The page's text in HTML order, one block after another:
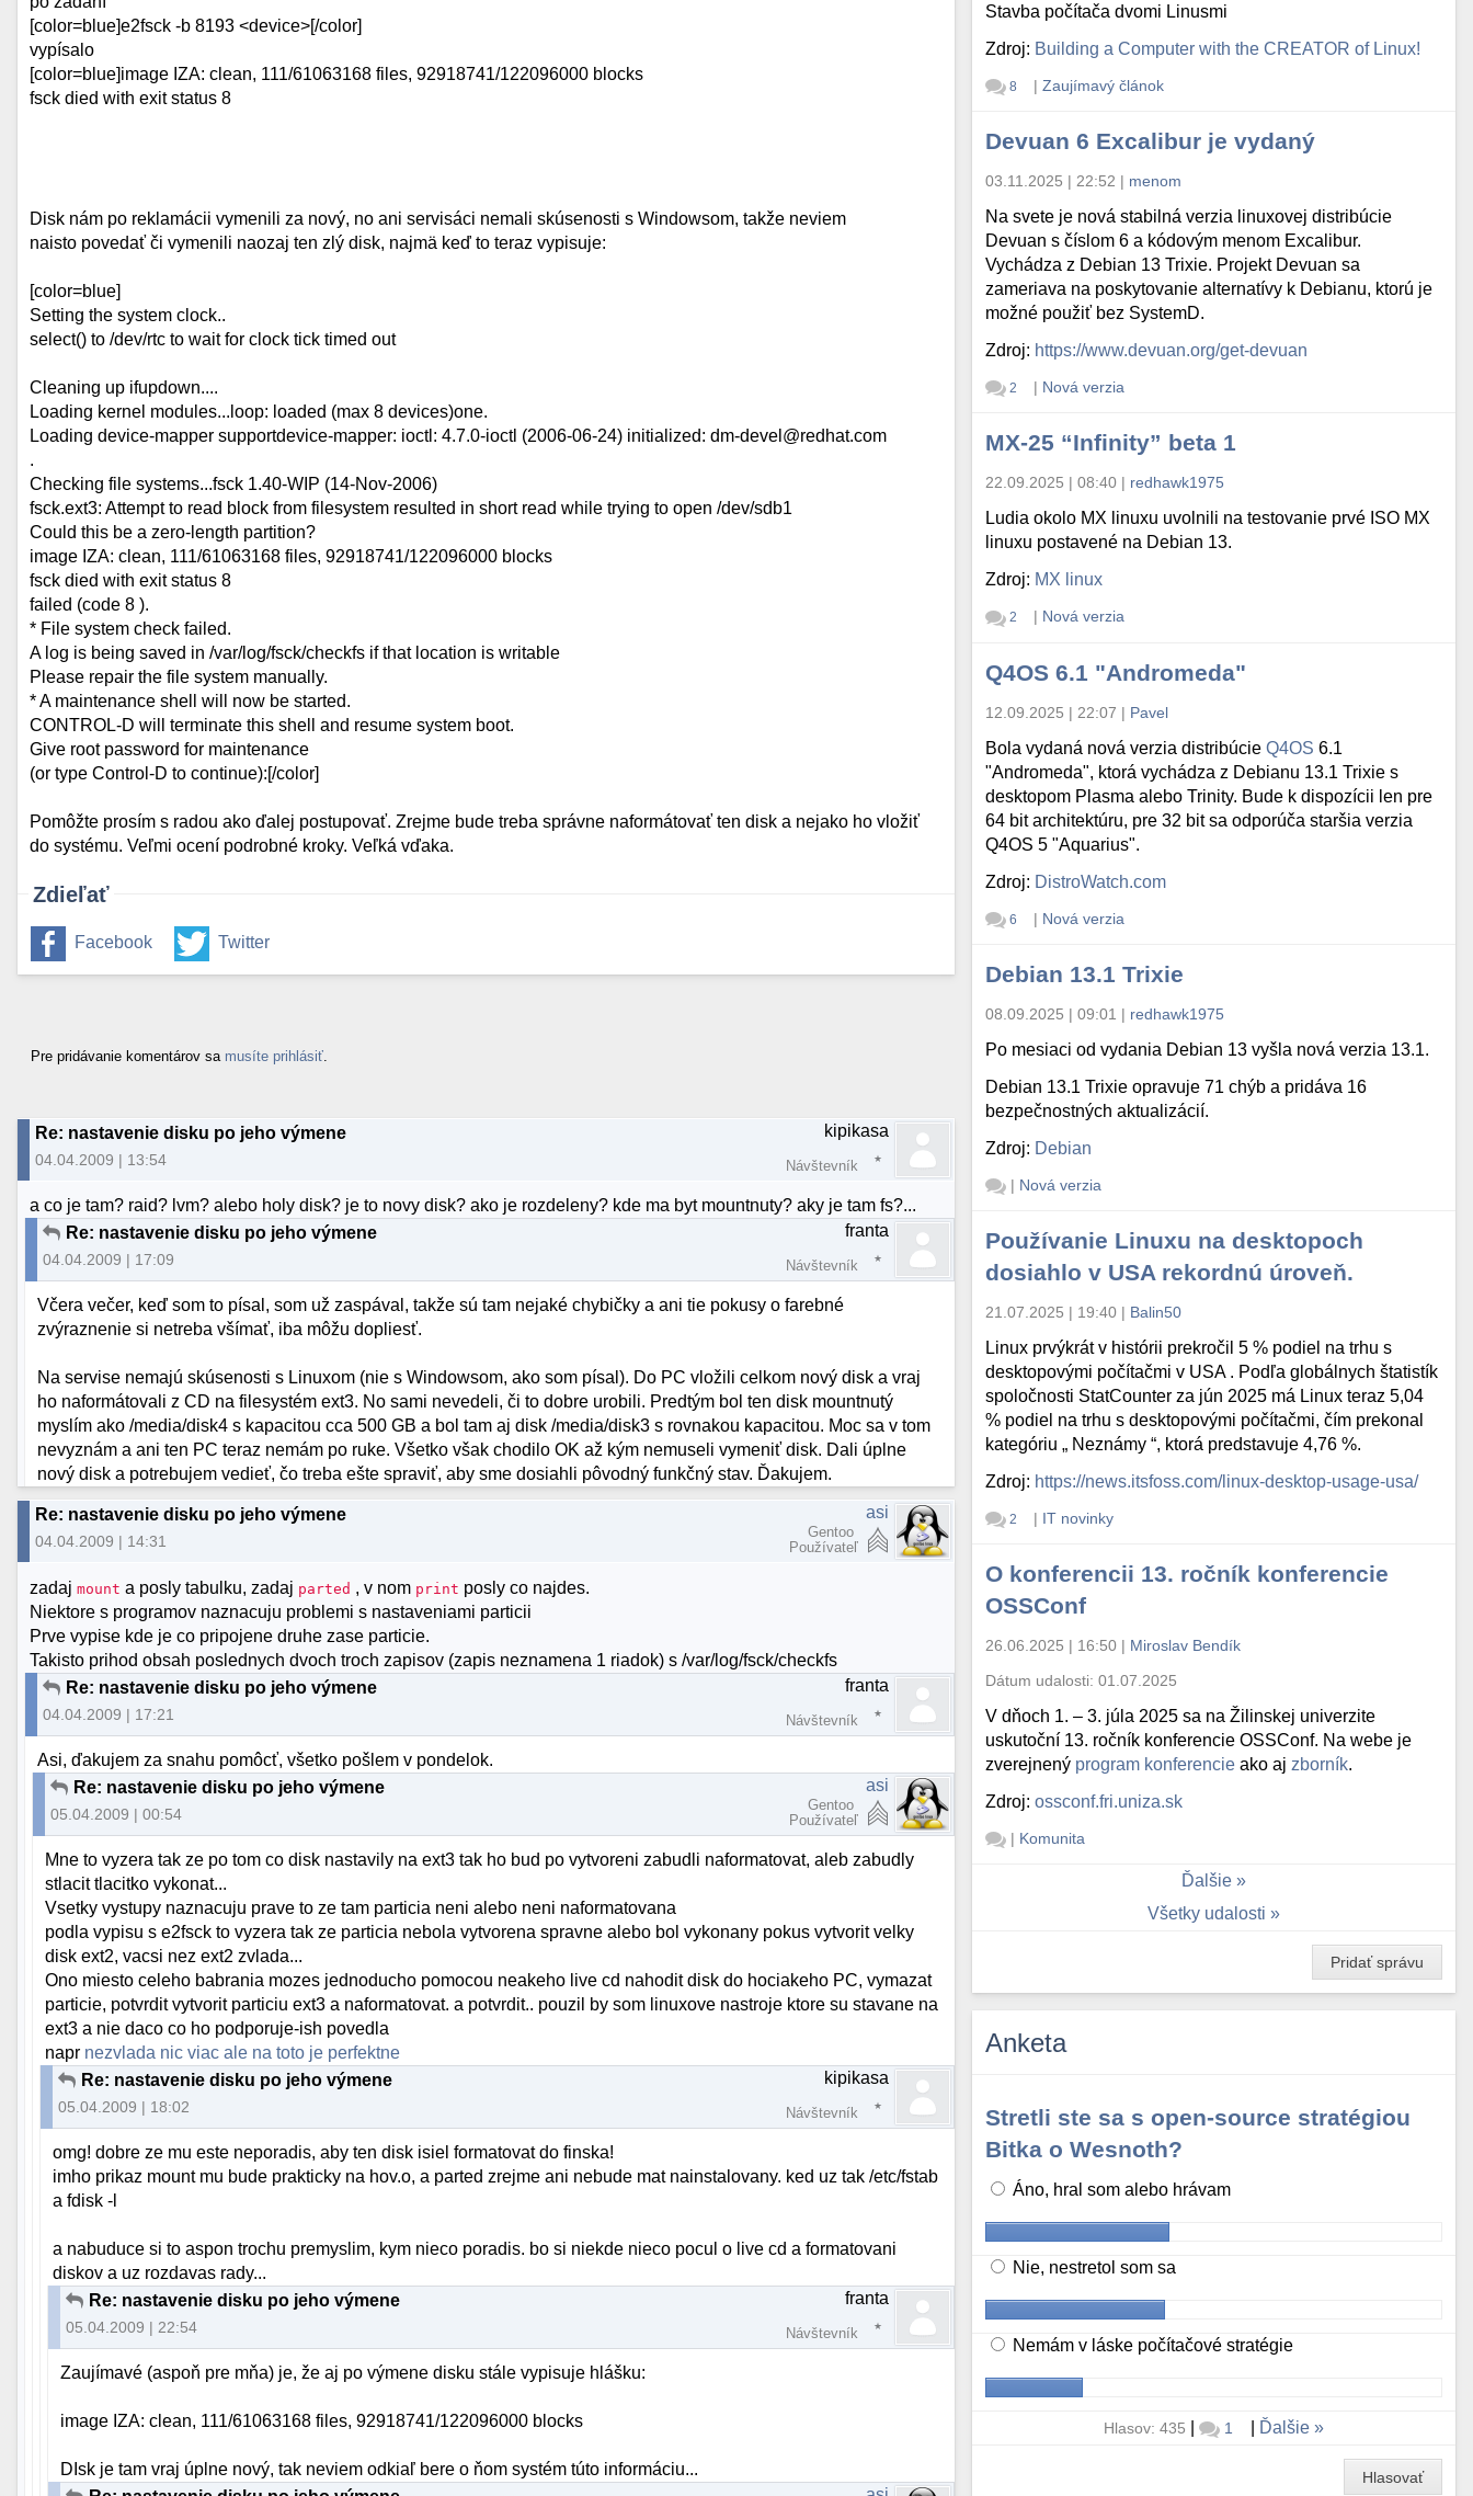
[color=blue]e2fsck -b 8193 <device>[/color]
vypísalo
[color=blue]image IZA: clean, 111/61063168 files, 92918741/122096000 blocks
fsck died with exit status 8
Disk nám po reklamácii vymenili za nový, no ani servisáci nemali skúsenosti s Windowsom, takže neviem
naisto povedať či vymenili naozaj ten zlý disk, najmä keď to teraz vypisuje:
[color=blue]
Setting the system clock..
select() to /dev/rtc to wait for clock tick timed out
Cleaning up ifupdown....
Loading kernel modules...loop: loaded (max 8 devices)one.
Loading device-mapper supportdevice-mapper: ioctl: 4.7.0-ioctl (2006-06-24) initialized: dm-devel@redhat.com
.
Checking file systems...fsck 1.40-WIP (14-Nov-2006)
fsck.ext3: Attempt to read block from filesystem resulted in short read while trying to open /dev/sdb1
Could this be a zero-length partition?
image IZA: clean, 111/61063168 files, 92918741/122096000 blocks
fsck died with exit status 8
failed (code 8 ).
* File system check failed.
A log is being saved in /var/log/fsck/checkfs if that location is writable
Please repair the file system manually.
* A maintenance shell will now be started.
CONTROL-D will terminate this shell and resume system boot.
Give root password for maintenance
(or type Control-D to continue):[/color]
Pomôžte prosím s radou ako ďalej postupovať. Zrejme bude treba správne naformátovať ten disk a nejako ho vložiť
do systému. Veľmi ocení podrobné kroky. Veľká vďaka.
Zdieľať
Facebook Twitter
Pre pridávanie komentárov sa musíte prihlásiť
Re: nastavenie disku po jeho výmene
04.04.2009 | 13:54
kipikasa
Návštevník
a co je tam? raid? lvm? alebo holy disk? je to novy disk? ako je rozdeleny? kde ma byt mountnuty? aky je tam fs?...
Re: nastavenie disku po jeho výmene
04.04.2009 | 17:09
franta
Návštevník
Včera večer, keď som to písal, som už zaspával, takže sú tam nejaké chybičky a ani tie pokusy o farebné
zvýraznenie si netreba všímať, iba môžu dopliesť.
Na servise nemajú skúsenosti s Linuxom (nie s Windowsom, ako som písal). Do PC vložili celkom nový disk a vraj
ho naformátovali z CD na filesystém ext3. No sami nevedeli, či to dobre urobili. Predtým bol ten disk mountnutý
myslím ako /media/disk4 s kapacitou cca 500 GB a bol tam aj disk /media/disk3 s rovnakou kapacitou. Moc sa v tom
nevyznám a ani ten PC teraz nemám po ruke. Všetko však chodilo OK až kým nemuseli vymeniť disk. Dali úplne
nový disk a potrebujem vedieť, čo treba ešte spraviť, aby sme dosiahli pôvodný funkčný stav. Ďakujem.
Re: nastavenie disku po jeho výmene
04.04.2009 | 14:31
asi
Gentoo
Používateľ
zadajmount a posly tabulku, zadaj parted , v nom print posly co najdes.
Niektore s programov naznacuju problemi s nastaveniami particii
Prve vypise kde je co pripojene druhe zase particie.
Takisto prihod obsah poslednych dvoch troch zapisov (zapis neznamena 1 riadok) s /var/log/fsck/checkfs
Re: nastavenie disku po jeho výmene
04.04.2009 | 17:21
franta
Návštevník
Asi, ďakujem za snahu pomôcť, všetko pošlem v pondelok.
Re: nastavenie disku po jeho výmene
05.04.2009 | 00:54
asi
Gentoo
Používateľ
Mne to vyzera tak ze po tom co disk nastavily na ext3 tak ho bud po vytvoreni zabudli naformatovat, aleb zabudly
stlacit tlacitko vykonat...
Vsetky vystupy naznacuju prave to ze tam particia neni alebo neni naformatovana
podla vypisu s e2fsck to vyzera tak ze particia nebola vytvorena spravne alebo bol vykonany pokus vytvorit velky
disk ext2, vacsi nez ext2 zvlada...
Ono miesto celeho babrania mozes jednoducho pomocou neakeho live cd nahodit disk do hociakeho PC, vymazat
particie, potvrdit vytvorit particiu ext3 a naformatovat. a potvrdit.. pouzil by som linuxove nastroje ktore su stavane na
ext3 a nie daco co ho podporuje-ish povedla
napr nezvlada nic viac ale na toto je perfektne
Re: nastavenie disku po jeho výmene
05.04.2009 | 18:02
kipikasa
Návštevník
omg! dobre ze mu este neporadis, aby ten disk isiel formatovat do finska!
imho prikaz mount mu bude prakticky na hov.o, a parted zrejme ani nebude mat nainstalovany. ked uz tak /etc/fstab
a fdisk -l
a nabuduce si to aspon trochu premyslim, kym nieco poradis. bo si niekde nieco pocul o live cd a formatovani
diskov a uz rozdavas rady...
Re: nastavenie disku po jeho výmene
05.04.2009 | 22:54
franta
Návštevník
Zaujímavé (aspoň pre mňa) je, že aj po výmene disku stále vypisuje hlášku:
image IZA: clean, 111/61063168 files, 92918741/122096000 blocks
DIsk je tam vraj úplne nový, tak neviem odkiaľ bere o ňom systém túto informáciu...
Stavba počítača dvomi Linusmi
Zdroj: Building a Computer with the CREATOR of Linux!
8 | Zaujímavý článok
Devuan 6 Excalibur je vydaný
03.11.2025 | 22:52 | menom
Na svete je nová stabilná verzia linuxovej distribúcie
Devuan s číslom 6 a kódovým menom Excalibur.
Vychádza z Debian 13 Trixie. Projekt Devuan sa
zameriava na poskytovanie alternatívy k Debianu, ktorú je
možné použiť bez SystemD.
Zdroj: https://www.devuan.org/get-devuan
2 | Nová verzia
MX-25 “Infinity” beta 1
22.09.2025 | 08:40 | redhawk1975
Ludia okolo MX linuxu uvolnili na testovanie prvé ISO MX
linuxu postavené na Debian 13.
Zdroj: MX linux
2 | Nová verzia
Q4OS 6.1 "Andromeda"
12.09.2025 | 22:07 | Pavel
Bola vydaná nová verzia distribúcieQ4OS 6.1
"Andromeda", ktorá vychádza z Debianu 13.1 Trixie s
desktopom Plasma alebo Trinity. Bude k dispozícii len pre
64 bit architektúru, pre 32 bit sa odporúča staršia verzia
Q4OS 5 "Aquarius".
Zdroj: DistroWatch.com
6 | Nová verzia
Debian 13.1 Trixie
08.09.2025 | 09:01 | redhawk1975
Po mesiaci od vydania Debian 13 vyšla nová verzia 13.1.
Debian 13.1 Trixie opravuje 71 chýb a pridáva 16
bezpečnostných aktualizácií.
Zdroj: Debian
| Nová verzia
Používanie Linuxu na desktopoch
dosiahlo v USA rekordnú úroveň.
21.07.2025 | 19:40 | Balin50
Linux prvýkrát v histórii prekročil 5 % podiel na trhu s
desktopovými počítačmi v USA . Podľa globálnych štatistík
spoločnosti StatCounter za jún 2025 má Linux teraz 5,04
% podiel na trhu s desktopovými počítačmi, čím prekonal
kategóriu „ Neznámy “, ktorá predstavuje 4,76 %.
Zdroj: https://news.itsfoss.com/linux-desktop-usage-usa/
2 | IT novinky
O konferencii 13. ročník konferencie
OSSConf
26.06.2025 | 16:50 | Miroslav Bendík
Dátum udalosti:01.07.2025
V dňoch 1. – 3. júla 2025 sa na Žilinskej univerzite
uskutoční 13. ročník konferencie OSSConf. Na webe je
zverejnený program konferencie ako aj zborník.
Zdroj:ossconf.fri.uniza.sk
| Komunita
Ďalšie
Všetky udalosti
Pridať správu
Anketa
Stretli ste sa s open-source stratégiou
Bitka o Wesnoth?
Áno, hral som alebo hrávam
Nie, nestretol som sa
Nemám v láske počítačové stratégie
Hlasov: 435 | 1 Ďalšie
Hlasovať